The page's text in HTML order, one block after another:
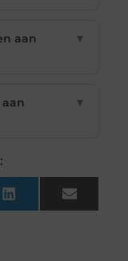
aan
▼
▼
LinkedIn Email